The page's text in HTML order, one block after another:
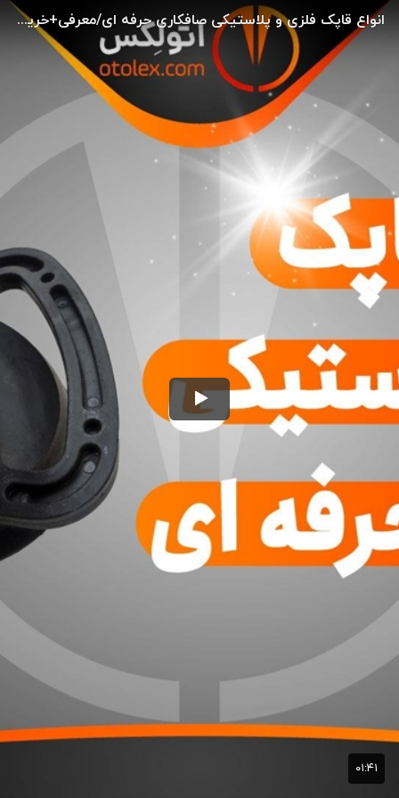
انواع قاپک فلزی و پلاستیکی صافکاری حرفه ای/معرفی+خرید/(اتولکس)
۰۱:۴۱